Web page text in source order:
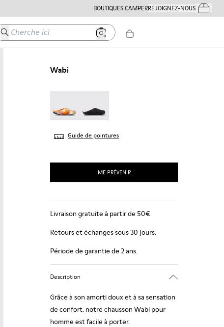
BOUTIQUES CAMPERREJOIGNEZ-NOUSMes
Cherche ici
Wabi
Guide de pointures
ME PRÉVENIR
Livraison gratuite à partir de 50€
Retours et échanges sous 30 jours.
Période de garantie de 2 ans.
Description
Grâce à son amorti doux et à sa sensation
de confort, notre chausson Wabi pour
homme est facile à porter.